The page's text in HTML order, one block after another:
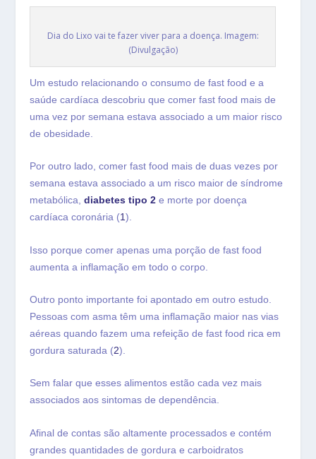
Dia do Lixo vai te fazer viver para a doença. Imagem:
(Divulgação)
Um estudo relacionando o consumo de fast food e a
saúde cardíaca descobriu que comer fast food mais de
uma vez por semana estava associado a um maior risco
de obesidade.
Por outro lado, comer fast food mais de duas vezes por
semana estava associado a um risco maior de síndrome
metabólica,diabetes tipo 2 e morte por doença
cardíaca coronária (1).
Isso porque comer apenas uma porção de fast food
aumenta a inflamação em todo o corpo.
Outro ponto importante foi apontado em outro estudo.
Pessoas com asma têm uma inflamação maior nas vias
aéreas quando fazem uma refeição de fast food rica em
gordura saturada (2).
Sem falar que esses alimentos estão cada vez mais
associados aos sintomas de dependência.
Afinal de contas são altamente processados ​​e contém
grandes quantidades de gordura e carboidratos